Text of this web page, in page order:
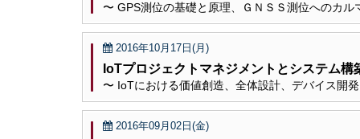
〜 GPS測位の基礎と原理、ＧＮＳＳ測位へのカ
2016年10月17日(月)
IoTプロジェクトマネジメントとシステム構
〜 IoTにおける価値創造、全体設計、デバイス開
2016年09月02日(金)